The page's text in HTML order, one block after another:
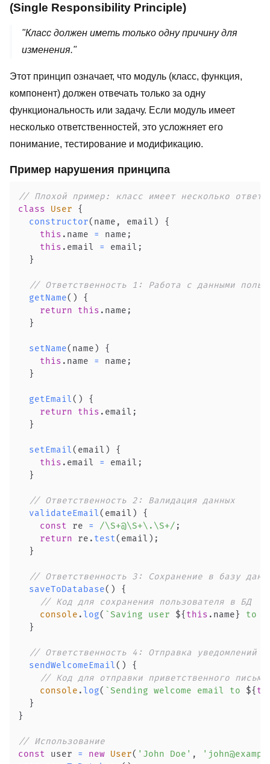
(Single Responsibility Principle)
"Класс должен иметь только одну причину для
изменения."
Этот принцип означает, что модуль (класс, функция,
компонент) должен отвечать только за одну
функциональность или задачу. Если модуль имеет
несколько ответственностей, это усложняет его
понимание, тестирование и модификацию.
Пример нарушения принципа
// Плохой пример: класс имеет несколько
class
User
{
constructor( name , email )
{
this . name = name ;
this . email = email ;
}
// Ответственность 1: Работа с данными
getName( )
{
return
this . name ;
}
setName( name )
{
this . name = name ;
}
getEmail( )
{
return
this . email ;
}
setEmail( email )
{
this . email = email ;
}
// Ответственность 2: Валидация данных
validateEmail( email )
{
const re = /\S+@\S+\.\S+/ ;
return re . test( email ) ;
}
// Ответственность 3: Сохранение в базу
saveToDatabase( )
{
// Код для сохранения пользователя в БД
console .log( ` Saving user ${ this . name}
to
}
// Ответственность 4: Отправка уведомлений
sendWelcomeEmail( )
{
// Код для отправки приветственного письма
console .log( ` Sending welcome email to ${
}
}
// Использование
const user = new User( 'John Doe' ,